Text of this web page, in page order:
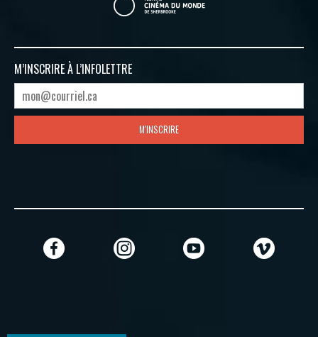
M’INSCRIRE À L’INFOLETTRE
M'INSCRIRE